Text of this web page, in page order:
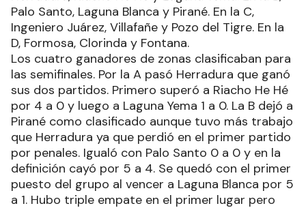
Palo Santo, Laguna Blanca y Pirané. En la C,
Ingeniero Juárez, Villafañe y Pozo del Tigre. En la
D, Formosa, Clorinda y Fontana.
Los cuatro ganadores de zonas clasificaban para
las semifinales. Por la A pasó Herradura que ganó
sus dos partidos. Primero superó a Riacho He Hé
por 4 a 0 y luego a Laguna Yema 1 a 0. La B dejó a
Pirané como clasificado aunque tuvo más trabajo
que Herradura ya que perdió en el primer partido
por penales. Igualó con Palo Santo 0 a 0 y en la
definición cayó por 5 a 4. Se quedó con el primer
puesto del grupo al vencer a Laguna Blanca por 5
a 1. Hubo triple empate en el primer lugar pero